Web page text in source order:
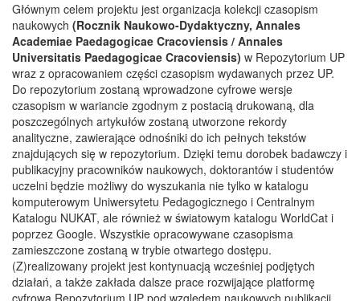
Głównym celem projektu jest organizacja kolekcji czasopism
naukowych (Rocznik Naukowo-Dydaktyczny, Annales
Academiae Paedagogicae Cracoviensis / Annales
Universitatis Paedagogicae Cracoviensis) w Repozytorium UP
wraz z opracowaniem części czasopism wydawanych przez UP.
Do repozytorium zostaną wprowadzone cyfrowe wersje
czasopism w wariancie zgodnym z postacią drukowaną, dla
poszczególnych artykułów zostaną utworzone rekordy
analityczne, zawierające odnośniki do ich pełnych tekstów
znajdujących się w repozytorium. Dzięki temu dorobek badawczy i
publikacyjny pracowników naukowych, doktorantów i studentów
uczelni będzie możliwy do wyszukania nie tylko w katalogu
komputerowym Uniwersytetu Pedagogicznego i Centralnym
Katalogu NUKAT, ale również w światowym katalogu WorldCat i
poprzez Google. Wszystkie opracowywane czasopisma
zamieszczone zostaną w trybie otwartego dostępu.
(Z)realizowany projekt jest kontynuacją wcześniej podjętych
działań, a także zakłada dalsze prace rozwijające platformę
cyfrową Repozytorium UP pod względem naukowych publikacji